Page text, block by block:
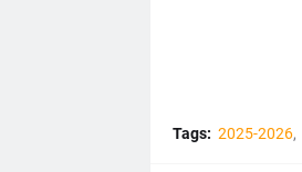
Tags: 2025-2026